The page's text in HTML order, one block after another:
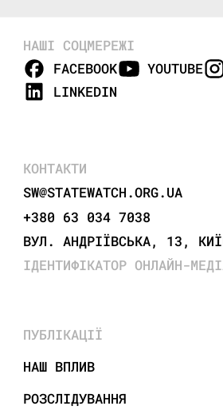
НАШІ СОЦМЕРЕЖІ
FACEBOOK
YOUTUBE
LINKEDIN
КОНТАКТИ
SW@STATEWATCH.ORG.UA
+380 63 034 7038
ВУЛ. АНДРІЇВСЬКА, 13,
ІДЕНТИФІКАТОР ОНЛАЙН-
ПУБЛІКАЦІЇ
НАШ ВПЛИВ
РОЗСЛІДУВАННЯ